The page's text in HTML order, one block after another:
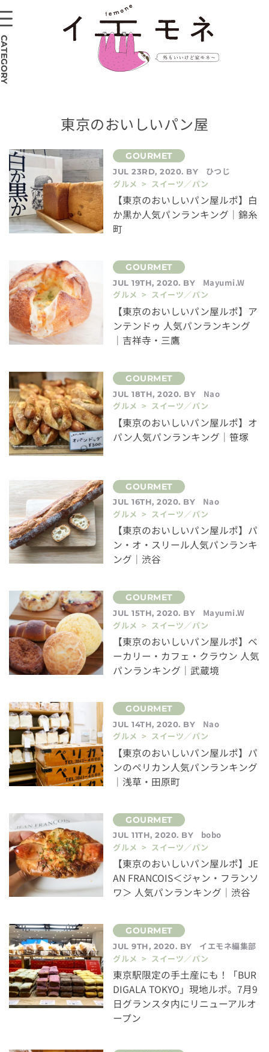
東京のおいしいパン屋
JUL 23RD, 2020. BY
ひつじ
グルメ > スイーツ／パン
【東京のおいしいパン屋ルポ】白
か黒か人気パンランキング｜錦糸
町
JUL 19TH, 2020. BY
Mayumi.W
グルメ > スイーツ／パン
【東京のおいしいパン屋ルポ】ア
ンテンドゥ 人気パンランキング
｜吉祥寺・三鷹
JUL 18TH, 2020. BY
Nao
グルメ > スイーツ／パン
【東京のおいしいパン屋ルポ】オ
パン人気パンランキング｜笹塚
JUL 16TH, 2020. BY
Nao
グルメ > スイーツ／パン
【東京のおいしいパン屋ルポ】パ
ン・オ・スリール人気パンランキ
ング｜渋谷
JUL 15TH, 2020. BY
Mayumi.W
グルメ > スイーツ／パン
【東京のおいしいパン屋ルポ】ベ
ーカリー・カフェ・クラウン 人気
パンランキング｜武蔵境
JUL 14TH, 2020. BY
Nao
グルメ > スイーツ／パン
【東京のおいしいパン屋ルポ】パ
ンのペリカン人気パンランキング
｜浅草・田原町
JUL 11TH, 2020. BY
bobo
グルメ > スイーツ／パン
【東京のおいしいパン屋ルポ】JE
AN FRANCOIS＜ジャン・フランソ
ワ＞ 人気パンランキング｜渋谷
JUL 9TH, 2020. BY
イエモネ編集部
グルメ > スイーツ／パン
東京駅限定の手土産にも！「BUR
DIGALA TOKYO」現地ルポ。7月9
日グランスタ内にリニューアルオ
ープン